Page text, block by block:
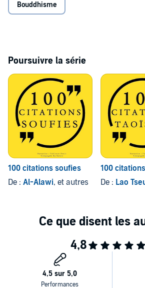
Bouddhisme
Poursuivre la série
100 citations soufies
De : Al-Alawi, et autres
100
De : Lao